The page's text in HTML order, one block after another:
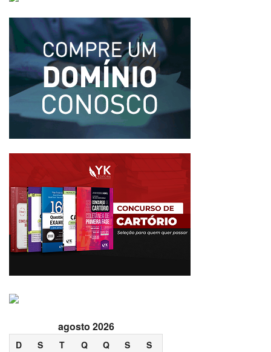
agosto 2026
D S T Q Q S
S